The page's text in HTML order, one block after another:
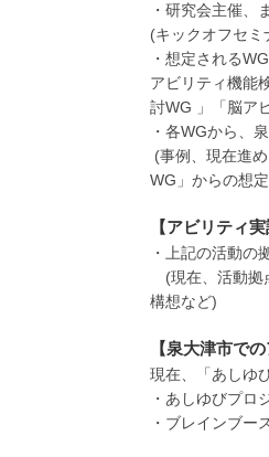
・研究会主催、
(キックオフセ
・想定される
アビリティ機能
討WG 」「脳ア
・各WGから、
(事例、現在進
WG」からの想
【アビリティ
・上記の活動の
(現在、活動拠
構想など)
【泉大津市で
現在、「あしゆ
・あしゆびプロ
・ブレインブー